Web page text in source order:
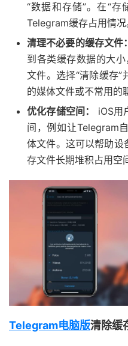
“数据和存储”。在“存
Telegram缓存占用情况
清理不必要的缓存文件：
到各类缓存数据的大
文件。选择“清除缓存”
的媒体文件或不常用的
优化存储空间：
iOS用
间，例如让Telegram
体文件。这可以帮助设
存文件长期堆积占用空
Telegram电脑版清除缓